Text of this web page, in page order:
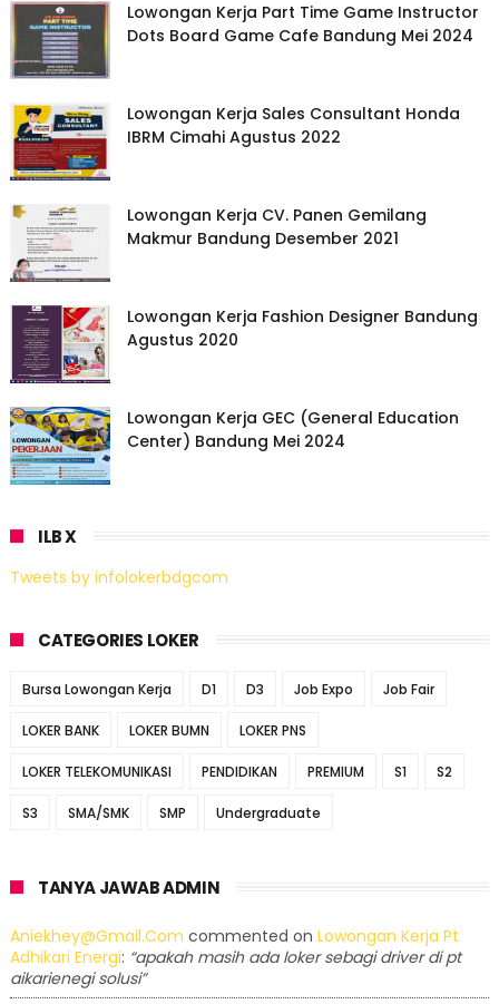
Lowongan Kerja Part Time Game Instructor
Dots Board Game Cafe Bandung Mei 2024
Lowongan Kerja Sales Consultant Honda
IBRM Cimahi Agustus 2022
Lowongan Kerja CV. Panen Gemilang
Makmur Bandung Desember 2021
Lowongan Kerja Fashion Designer Bandung
Agustus 2020
Lowongan Kerja GEC (General Education
Center) Bandung Mei 2024
ILB X
Tweets by infolokerbdgcom
CATEGORIES LOKER
Bursa Lowongan Kerja D1 D3 Job Expo Job Fair
LOKER BANK LOKER BUMN LOKER PNS
LOKER TELEKOMUNIKASI PENDIDIKAN PREMIUM S1 S2
S3 SMA/SMK SMP Undergraduate
TANYA JAWAB ADMIN
Aniekhey@gmail.com commented on Lowongan Kerja Pt
Adhikari Energi: “apakah masih ada loker sebagi driver di pt
aikarienegi solusi”